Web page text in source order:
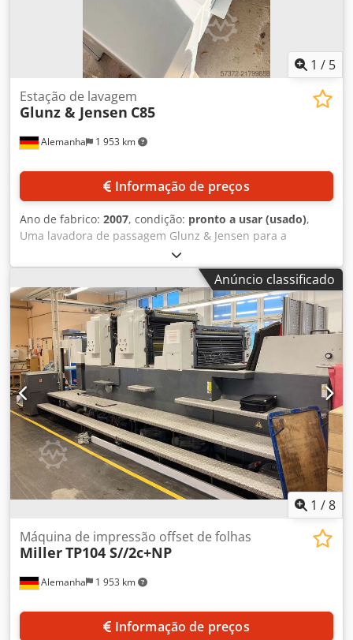
1 / 5
Alemanha 1 953 km
Estação de lavagem
Glunz & Jensen C85
Informação de preços
Ano de fabrico: 2007, condição: pronto a usar (usado),
Uma lavadora de passagem Glunz & Jensen para a
lavagem e gommagem simultânea de chapas offset livres
de produtos químicos está disponível. Escovas: 2, largura
máxima de trabalho: 851mm, largura mínima da chapa:
231mm, comprimento mínimo da chapa: 300mm,
comprimento máximo da chapa: 1100mm, espessura das
chapas: 0,15mm-0,3mm. Dimensões da máquina (C/L/A):
aprox. 1400mm/700mm/1100mm, peso: aprox. 130kg. A
máquina foi limpa, desmontada e está armazenada em
local seco. Documentação disponível. Visita local possível.
Dcjdpfxey Hk Tuo Af Aek
Anúncio classificado
1 /8
Alemanha 1 953 km
Máquina de impressão offset de folhas
MillerTP104 S//2c+NP
Informação de preços